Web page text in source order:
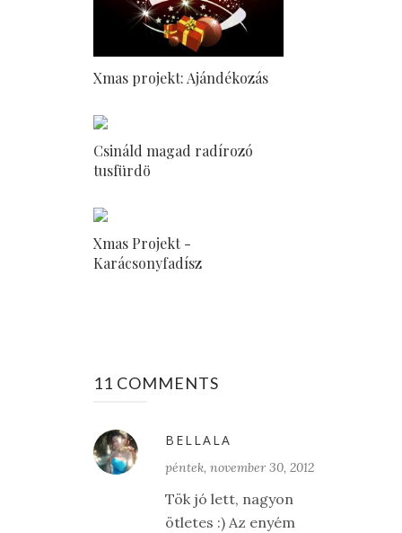
Xmas projekt: Ajándékozás
Csináld magad radírozó
tusfürdö
Xmas Projekt -
Karácsonyfadísz
11 COMMENTS
BELLALA
péntek, november 30, 2012
Tök jó lett, nagyon
ötletes :) Az enyém